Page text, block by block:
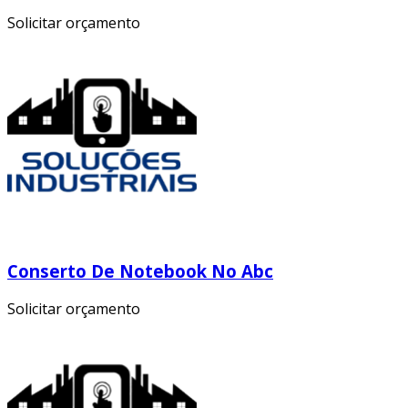
Solicitar orçamento
Conserto De Notebook No Abc
Solicitar orçamento